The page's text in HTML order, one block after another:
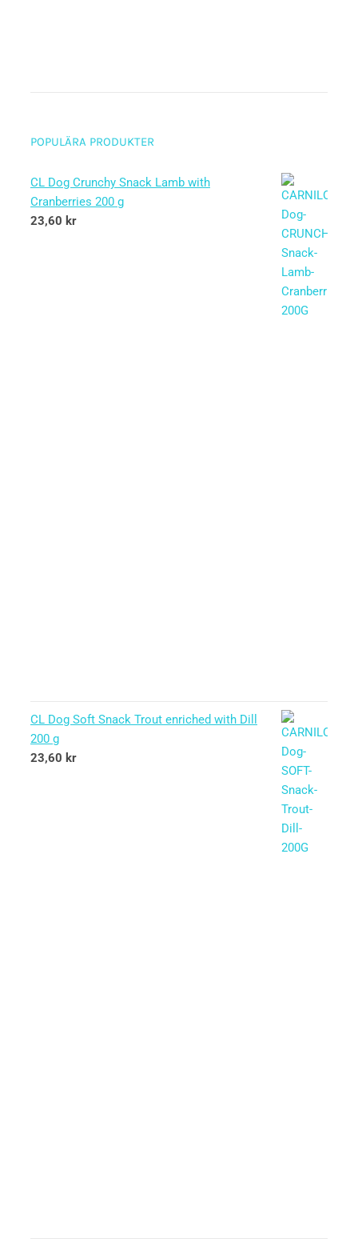
POPULÄRA PRODUKTER
CL Dog Crunchy Snack Lamb with
Cranberries 200 g
23,60 kr
CL Dog Soft Snack Trout enriched with Dill
200 g
23,60 kr